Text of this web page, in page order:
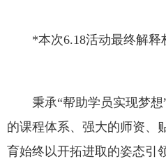
*本次6.18活动最终解释
秉承“帮助学员实现梦想
的课程体系、强大的师资、
育始终以开拓进取的姿态引